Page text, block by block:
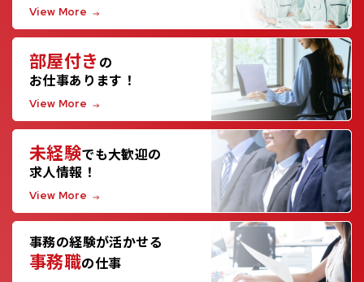
View More
部屋付き の
お仕事あります！
View More
未経験でも大歓迎の
求人情報！
View More
事務の経験が活かせる
事務職の仕事